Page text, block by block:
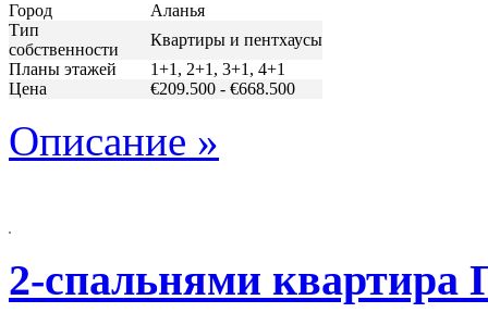
Город
Аланья
Тип
собственности
Квартиры и пентхаусы
Планы этажей
1+1, 2+1, 3+1, 4+1
Цена
€209.500 - €668.500
Описание »
2-cпальнями квартира